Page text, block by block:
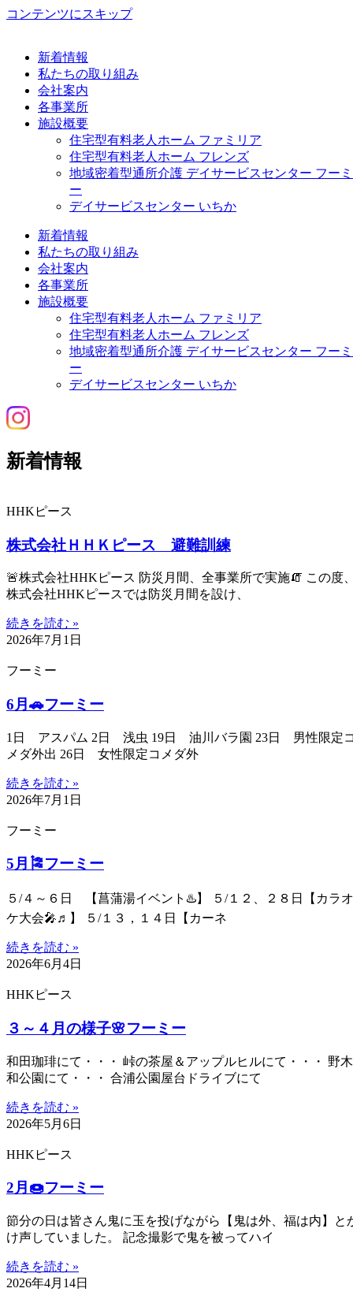
コンテンツにスキップ
新着情報
私たちの取り組み
会社案内
各事業所
施設概要
住宅型有料老人ホーム ファミリア
住宅型有料老人ホーム フレンズ
地域密着型通所介護 デイサービスセンター フーミ
ー
デイサービスセンター いちか
新着情報
私たちの取り組み
会社案内
各事業所
施設概要
住宅型有料老人ホーム ファミリア
住宅型有料老人ホーム フレンズ
地域密着型通所介護 デイサービスセンター フーミ
ー
デイサービスセンター いちか
新着情報
HHKピース
株式会社ＨＨＫピース 避難訓練
🚨株式会社HHKピース 防災月間、全事業所で実施🧯 この度
株式会社HHKピースでは防災月間を設け、
続きを読む »
2026年7月1日
フーミー
6月🚗フーミー
1日 アスパム 2日 浅虫 19日 油川バラ園 23日 男性限定
メダ外出 26日 女性限定コメダ外
続きを読む »
2026年7月1日
フーミー
5月🎏フーミー
５/４～６日 【菖蒲湯イベント♨️】 ５/１２、２８日【カラオ
ケ大会🎤♬】 ５/１３，１４日【カーネ
続きを読む »
2026年6月4日
HHKピース
３～４月の様子🌸フーミー
和田珈琲にて・・・ 峠の茶屋＆アップルヒルにて・・・ 野木
和公園にて・・・ 合浦公園屋台ドライブにて
続きを読む »
2026年5月6日
HHKピース
2月🍩フーミー
節分の日は皆さん鬼に玉を投げながら【鬼は外、福は内】と
け声していました。 記念撮影で鬼を被ってハイ
続きを読む »
2026年4月14日